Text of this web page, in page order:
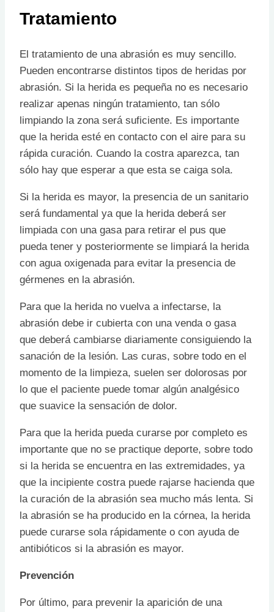
Tratamiento
El tratamiento de una abrasión es muy sencillo.
Pueden encontrarse distintos tipos de heridas por
abrasión. Si la herida es pequeña no es necesario
realizar apenas ningún tratamiento, tan sólo
limpiando la zona será suficiente. Es importante
que la herida esté en contacto con el aire para su
rápida curación. Cuando la costra aparezca, tan
sólo hay que esperar a que esta se caiga sola.
Si la herida es mayor, la presencia de un sanitario
será fundamental ya que la herida deberá ser
limpiada con una gasa para retirar el pus que
pueda tener y posteriormente se limpiará la herida
con agua oxigenada para evitar la presencia de
gérmenes en la abrasión.
Para que la herida no vuelva a infectarse, la
abrasión debe ir cubierta con una venda o gasa
que deberá cambiarse diariamente consiguiendo la
sanación de la lesión. Las curas, sobre todo en el
momento de la limpieza, suelen ser dolorosas por
lo que el paciente puede tomar algún analgésico
que suavice la sensación de dolor.
Para que la herida pueda curarse por completo es
importante que no se practique deporte, sobre todo
si la herida se encuentra en las extremidades, ya
que la incipiente costra puede rajarse hacienda que
la curación de la abrasión sea mucho más lenta. Si
la abrasión se ha producido en la córnea, la herida
puede curarse sola rápidamente o con ayuda de
antibióticos si la abrasión es mayor.
Prevención
Por último, para prevenir la aparición de una